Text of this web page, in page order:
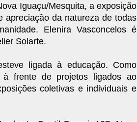
Iguaçu/Mesquita, a exposição
apreciação da natureza de todas
Elenira Vasconcelos é
Solarte.
ligada à educação. Como
à frente de projetos ligados ao
coletivas e individuais e